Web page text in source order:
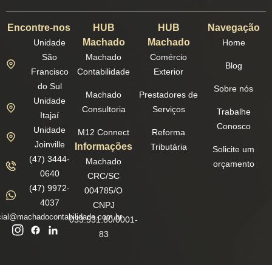
Encontre-nos
Unidade
São
Francisco
do Sul
Unidade
Itajaí
Unidade
Joinville
(47) 3444-
0640
(47) 9972-
4037
HUB
Machado
Machado
Contabilidade
Machado
Consultoria
M12 Connect
Informações
Machado
CRC/SC
004785/O
CNPJ
033.531.80/0001-
83
HUB
Machado
Comércio
Exterior
Prestadores de
Serviços
Reforma
Tributária
Navegação
Home
Blog
Sobre nós
Trabalhe
Conosco
Solicite um
orçamento